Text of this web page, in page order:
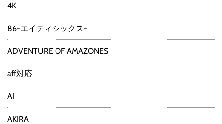
4K
86-エイティシックス-
ADVENTURE OF AMAZONES
aff対応
AI
AKIRA